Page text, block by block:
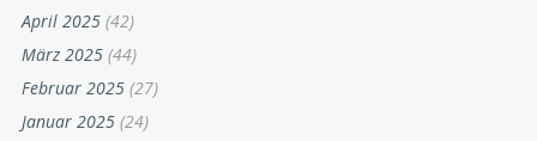
April 2025 (42)
März 2025 (44)
Februar 2025 (27)
Januar 2025 (24)